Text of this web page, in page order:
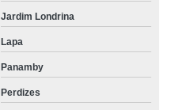
Jardim Londrina
Lapa
Panamby
Perdizes